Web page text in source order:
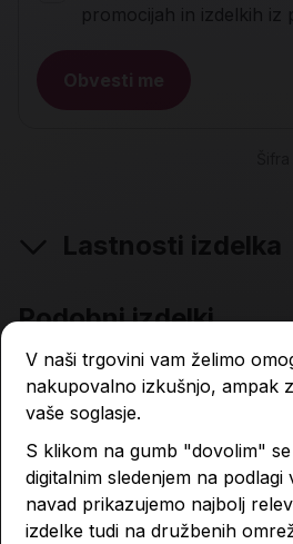
promocijah in izdelkih iz
Lastnosti izdelka
Podobni izdelki
V naši trgovini vam želimo
nakupovalno izkušnjo, ampak
vaše soglasje.
S klikom na gumb "dovolim"
digitalnim sledenjem na
navad prikazujemo najbolj
izdelke tudi na družbenih